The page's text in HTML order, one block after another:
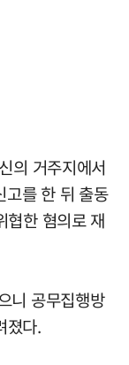
의 거주지에서
를 한 뒤 출동
협한 혐의로 재
니 공무집행방
졌다.